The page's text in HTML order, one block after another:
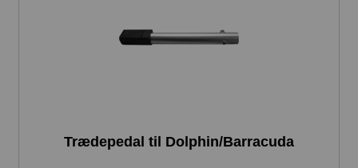
Trædepedal til Dolphin/Barracuda